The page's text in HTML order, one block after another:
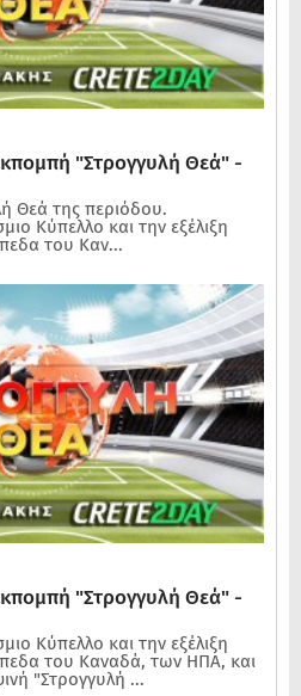
"Στρογγυλή Θεά" -
Θεά της περιόδου.
Κύπελλο και την εξέλιξη
του Καν...
"Στρογγυλή Θεά" -
Κύπελλο και την εξέλιξη
του Καναδά, των ΗΠΑ, και
"Στρογγυλή ...